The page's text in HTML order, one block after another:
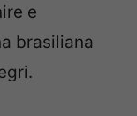
e
brasiliana